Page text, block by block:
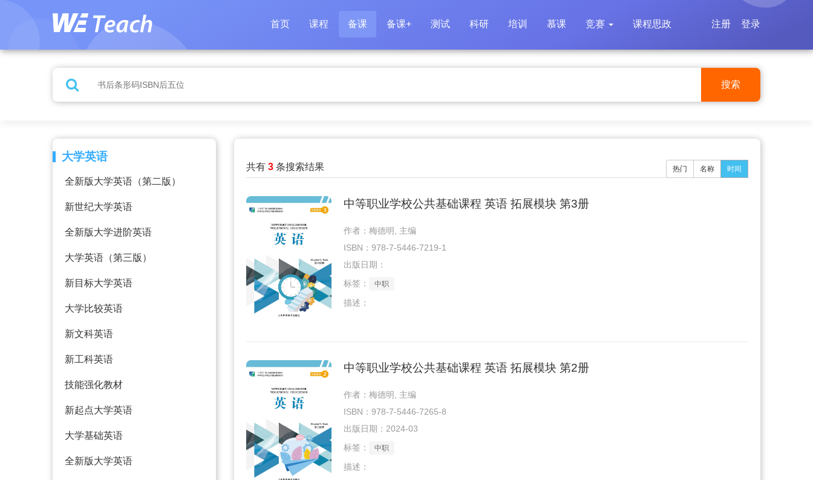
首页 课程 备课 备课+ 测试 科研 培训 慕课 竞赛 课程思政 登录
注册
搜索
大学英语
全新版大学英语（第二版）
新世纪大学英语
全新版大学进阶英语
大学英语（第三版）
新目标大学英语
大学比较英语
新文科英语
新工科英语
技能强化教材
新起点大学英语
大学基础英语
全新版大学英语
共有 3 条搜索结果 热门 名称 时间
中等职业学校公共基础课程 英语 拓展模块 第3册
作者：梅德明, 主编
ISBN：978-7-5446-7219-1
出版日期：
标签：
中职
描述：
中等职业学校公共基础课程 英语 拓展模块 第2册
作者：梅德明, 主编
ISBN：978-7-5446-7265-8
出版日期：2024-03
标签：
中职
描述：